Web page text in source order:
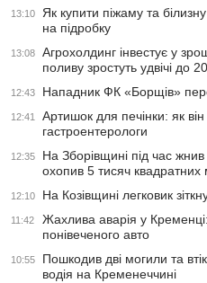
13:10
Як купити піжаму та
на підробку
13:08
Агрохолдинг інвестує у
поливу зростуть удвічі до
12:43 Нападник ФК «Борщів»
12:41
Артишок для печінки: як
гастроентерологи
12:35
На Зборівщині під час
охопив 5 тисяч квадратних
12:10 На Козівщині легковик
11:42
Жахлива аварія у
понівеченого авто
10:55
Пошкодив дві могили та
водія на Кременеччині